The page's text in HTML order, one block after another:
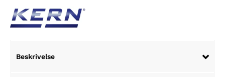
pakke
antall
Beskrivelse